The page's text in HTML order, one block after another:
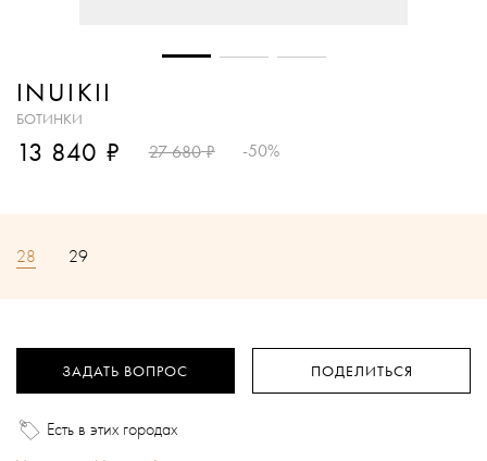
INUIKII
БОТИНКИ
13 840 ₽ 27 680₽ -50%
28 29
ЗАДАТЬ ВОПРОС ПОДЕЛИТЬСЯ
Есть в этих городах